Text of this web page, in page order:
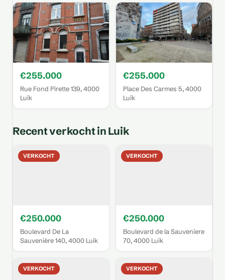
€255.000
Rue Fond Pirette 139, 4000
Luik
€255.000
Place Des Carmes 5, 4000
Luik
Recent verkocht in Luik
VERKOCHT
€250.000
Boulevard De La
Sauvenière 140, 4000 Luik
VERKOCHT
€250.000
Boulevard de la Sauveniere
70, 4000 Luik
VERKOCHT VERKOCHT